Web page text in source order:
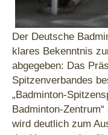
Der Deutsche
klares Bekenntnis
abgegeben: Das
Spitzenverbandes
„Badminton-
Badminton-
wird deutlich zum